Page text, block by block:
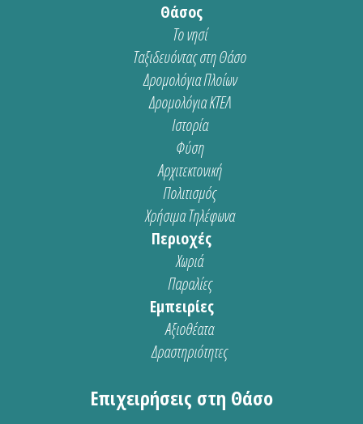
Θάσος
Το νησί
Ταξιδευόντας στη Θάσο
Δρομολόγια Πλοίων
Δρομολόγια ΚΤΕΛ
Ιστορία
Φύση
Αρχιτεκτονική
Πολιτισμός
Χρήσιμα Τηλέφωνα
Περιοχές
Χωριά
Παραλίες
Εμπειρίες
Αξιοθέατα
Δραστηριότητες
Επιχειρήσεις στη Θάσο